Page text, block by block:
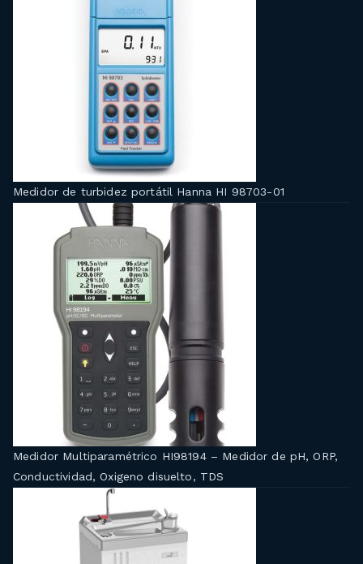
Medidor de turbidez portátil Hanna HI 98703-01
Medidor Multiparamétrico HI98194 – Medidor de pH, ORP,
Conductividad, Oxigeno disuelto, TDS